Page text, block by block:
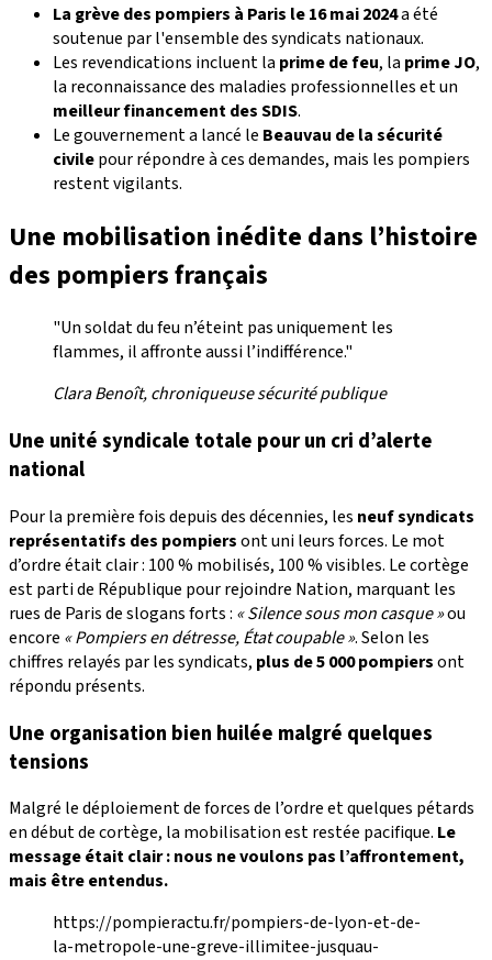
La grève des pompiers à Paris le 16 mai 2024a été
soutenue par l'ensemble des syndicats nationaux.
Les revendications incluent la prime de feu, la prime JO,
la reconnaissance des maladies professionnelles et un
meilleur financement des SDIS.
Le gouvernement a lancé le Beauvau de la sécurité
civilepour répondre à ces demandes, mais les pompiers
restent vigilants.
Une mobilisation inédite dans l’histoire
des pompiers français
"Un soldat du feu n’éteint pas uniquement les
flammes, il affronte aussi l’indifférence."
Clara Benoît, chroniqueuse sécurité publique
Une unité syndicale totale pour un cri d’alerte
national
Pour la première fois depuis des décennies, les neuf syndicats
représentatifs des pompiersont uni leurs forces. Le mot
d’ordre était clair : 100 % mobilisés, 100 % visibles. Le cortège
est parti de République pour rejoindre Nation, marquant les
rues de Paris de slogans forts : « Silence sous mon casque »ou
encore « Pompiers en détresse, État coupable ». Selon les
chiffres relayés par les syndicats, plus de 5 000 pompiersont
répondu présents.
Une organisation bien huilée malgré quelques
tensions
Malgré le déploiement de forces de l’ordre et quelques pétards
en début de cortège, la mobilisation est restée pacifique. Le
message était clair : nous ne voulons pas l’affrontement,
mais être entendus.
https://pompieractu.fr/pompiers-de-lyon-et-de-
la-metropole-une-greve-illimitee-jusquau-